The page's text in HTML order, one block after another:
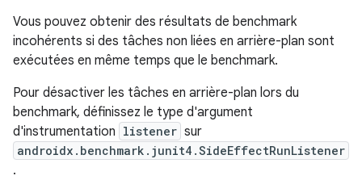
Vous pouvez obtenir des résultats de benchmark
incohérents si des tâches non liées en arrière-plan sont
exécutées en même temps que le benchmark.
Pour désactiver les tâches en arrière-plan lors du
benchmark, définissez le type d'argument
d'instrumentation listener sur
androidx.benchmark.junit4.SideEffectRunListener
.